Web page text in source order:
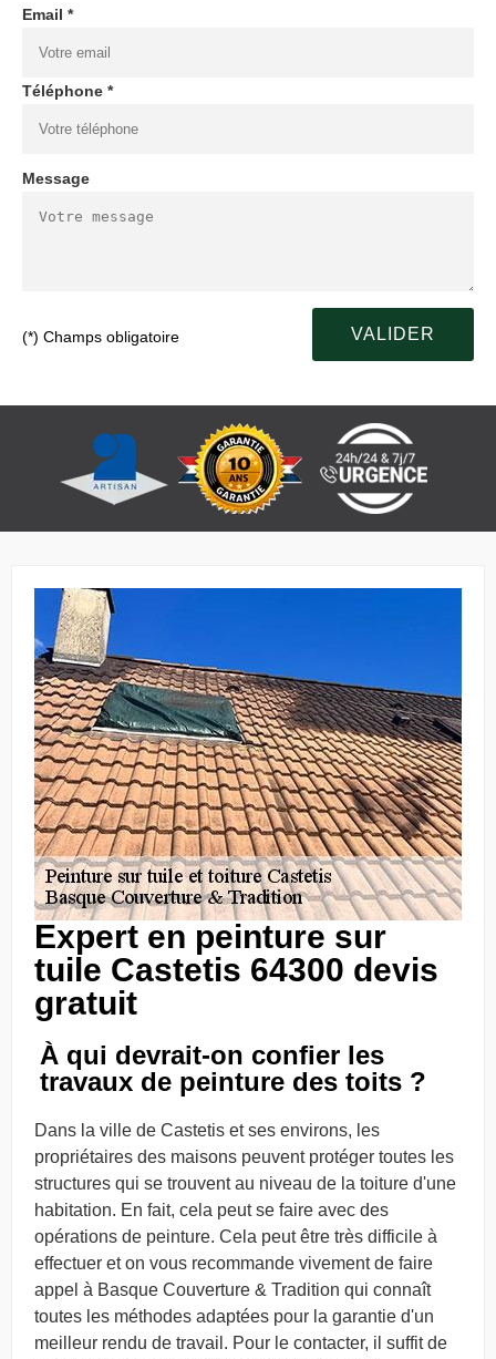
Email *
Téléphone *
Message
(*) Champs obligatoire
Expert en peinture sur
tuile Castetis 64300 devis
gratuit
À qui devrait-on confier les
travaux de peinture des toits ?
Dans la ville de Castetis et ses environs, les
propriétaires des maisons peuvent protéger toutes les
structures qui se trouvent au niveau de la toiture d'une
habitation. En fait, cela peut se faire avec des
opérations de peinture. Cela peut être très difficile à
effectuer et on vous recommande vivement de faire
appel à Basque Couverture & Tradition qui connaît
toutes les méthodes adaptées pour la garantie d'un
meilleur rendu de travail. Pour le contacter, il suffit de